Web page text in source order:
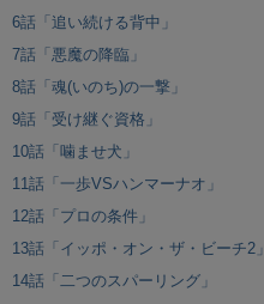
6話「追い続ける背中」
7話「悪魔の降臨」
8話「魂(いのち)の一撃」
9話「受け継ぐ資格」
10話「噛ませ犬」
11話「一歩VSハンマーナオ」
12話「プロの条件」
13話「イッポ・オン・ザ・ビーチ2」
14話「二つのスパーリング」